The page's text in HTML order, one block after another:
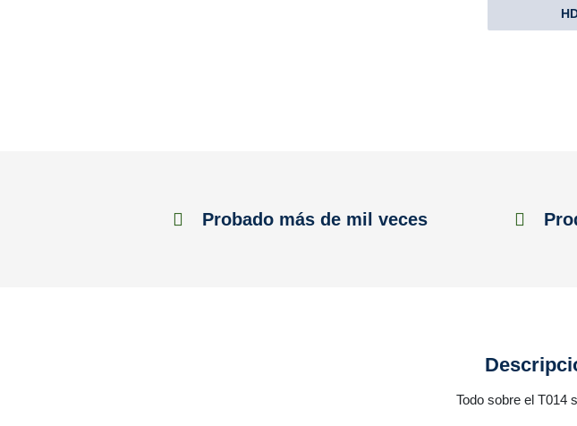
Probado más de mil veces
Todo sobre el T014